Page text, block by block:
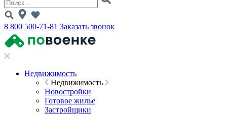
8 800 500-71-81 Заказать звонок
Недвижимость
Недвижимость
Новостройки
Готовое жилье
Застройщики